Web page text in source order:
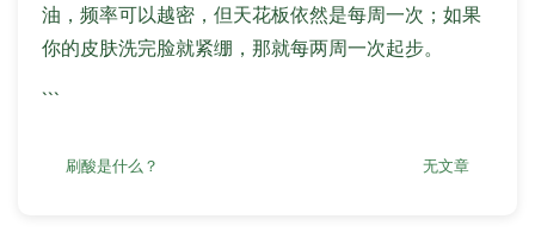
油，频率可以越密，但天花板依然是每周一次；如果
你的皮肤洗完脸就紧绷，那就每两周一次起步。
```
刷酸是什么？ 无文章